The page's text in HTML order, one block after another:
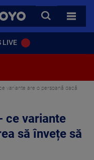
VOYO
CAUTA
TOATE
LIVE
variante are o persoană dacă
ce variante
să învețe să